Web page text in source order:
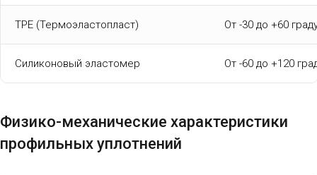
TPE (Термоэластопласт) От -30 до +60
Силиконовый эластомер От -60 до +120
Физико-механические характеристики
профильных уплотнений